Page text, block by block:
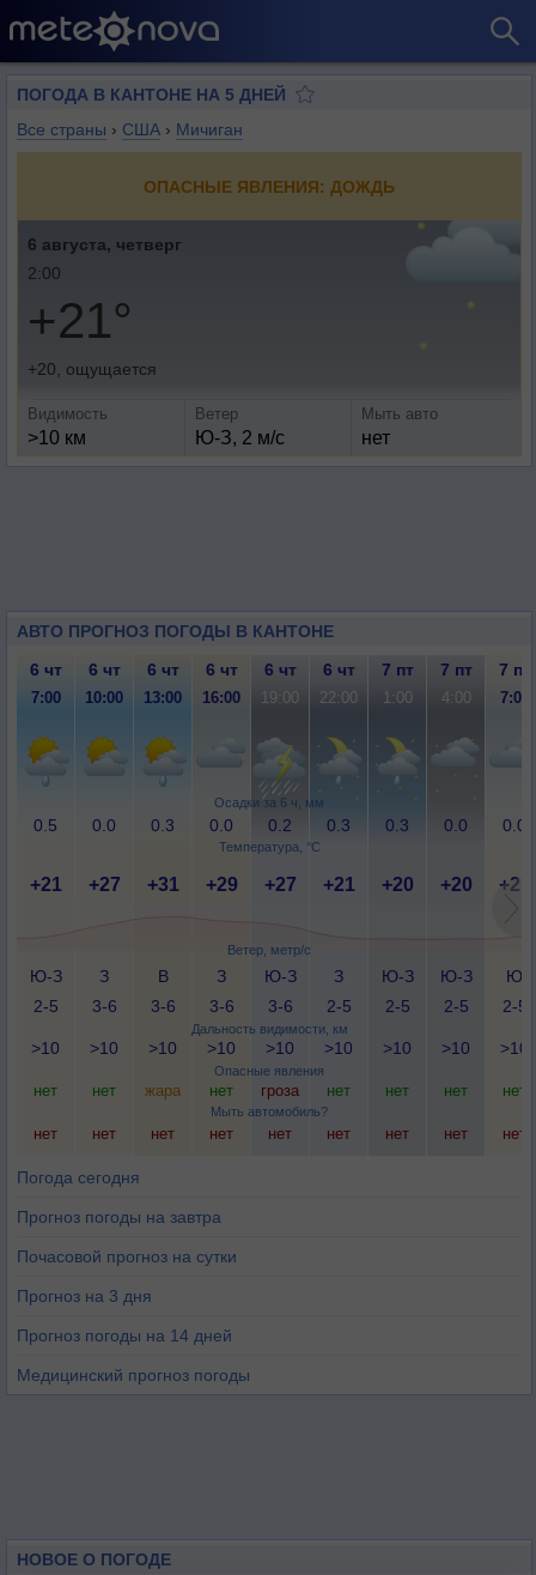
ПОГОДА В КАНТОНЕ НА 5 ДНЕЙ
Все страны › США › Мичиган
ОПАСНЫЕ ЯВЛЕНИЯ: ДОЖДЬ
6 августа, четверг
2:00
+21°
+20, ощущается
Видимость
>10 км
Ветер
Ю-З, 2 м/с
Мыть авто
нет
АВТО ПРОГНОЗ ПОГОДЫ В КАНТОНЕ
Осадки за 6 ч, мм
Температура, °C
Ветер, метр/с
Дальность видимости, км
Опасные явления
Мыть автомобиль?
6 чт 6 чт 6 чт 6 чт 6 чт 6 чт 7 пт 7 пт 7 пт
7:00 10:00 13:00 16:00 19:00 22:00 1:00 4:00 7:00
0.5 0.0 0.3 0.0 0.2 0.3 0.3 0.0 0.0
+21 +27 +31 +29 +27 +21 +20 +20 +21
Ю-З
2-5
З
3-6
В
3-6
З
3-6
Ю-З
3-6
З
2-5
Ю-З
2-5
Ю-З
2-5
Ю
2-5
>10 >10 >10 >10 >10 >10 >10 >10 >10
нет нет жара нет гроза нет нет нет нет
нет нет нет нет нет нет нет нет нет
Погода сегодня
Прогноз погоды на завтра
Почасовой прогноз на сутки
Прогноз на 3 дня
Прогноз погоды на 14 дней
Медицинский прогноз погоды
НОВОЕ О ПОГОДЕ